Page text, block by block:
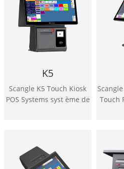
K5
Scangle K5 Touch Kiosk
POS Systems syst ème de
Touch